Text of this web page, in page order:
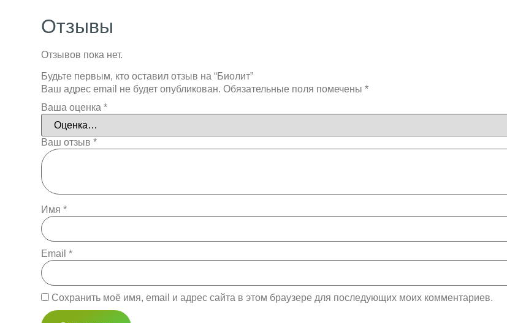
Отзывы
Отзывов пока нет.
Будьте первым, кто оставил отзыв на “Биолит”
Ваш адрес email не будет опубликован. Обязательные поля помечены *
Ваша оценка *
Ваш отзыв *
Имя *
Email *
Сохранить моё имя, email и адрес сайта в этом браузере для последующих моих комментариев.